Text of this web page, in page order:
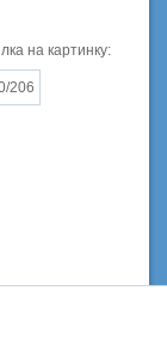
на картинку: